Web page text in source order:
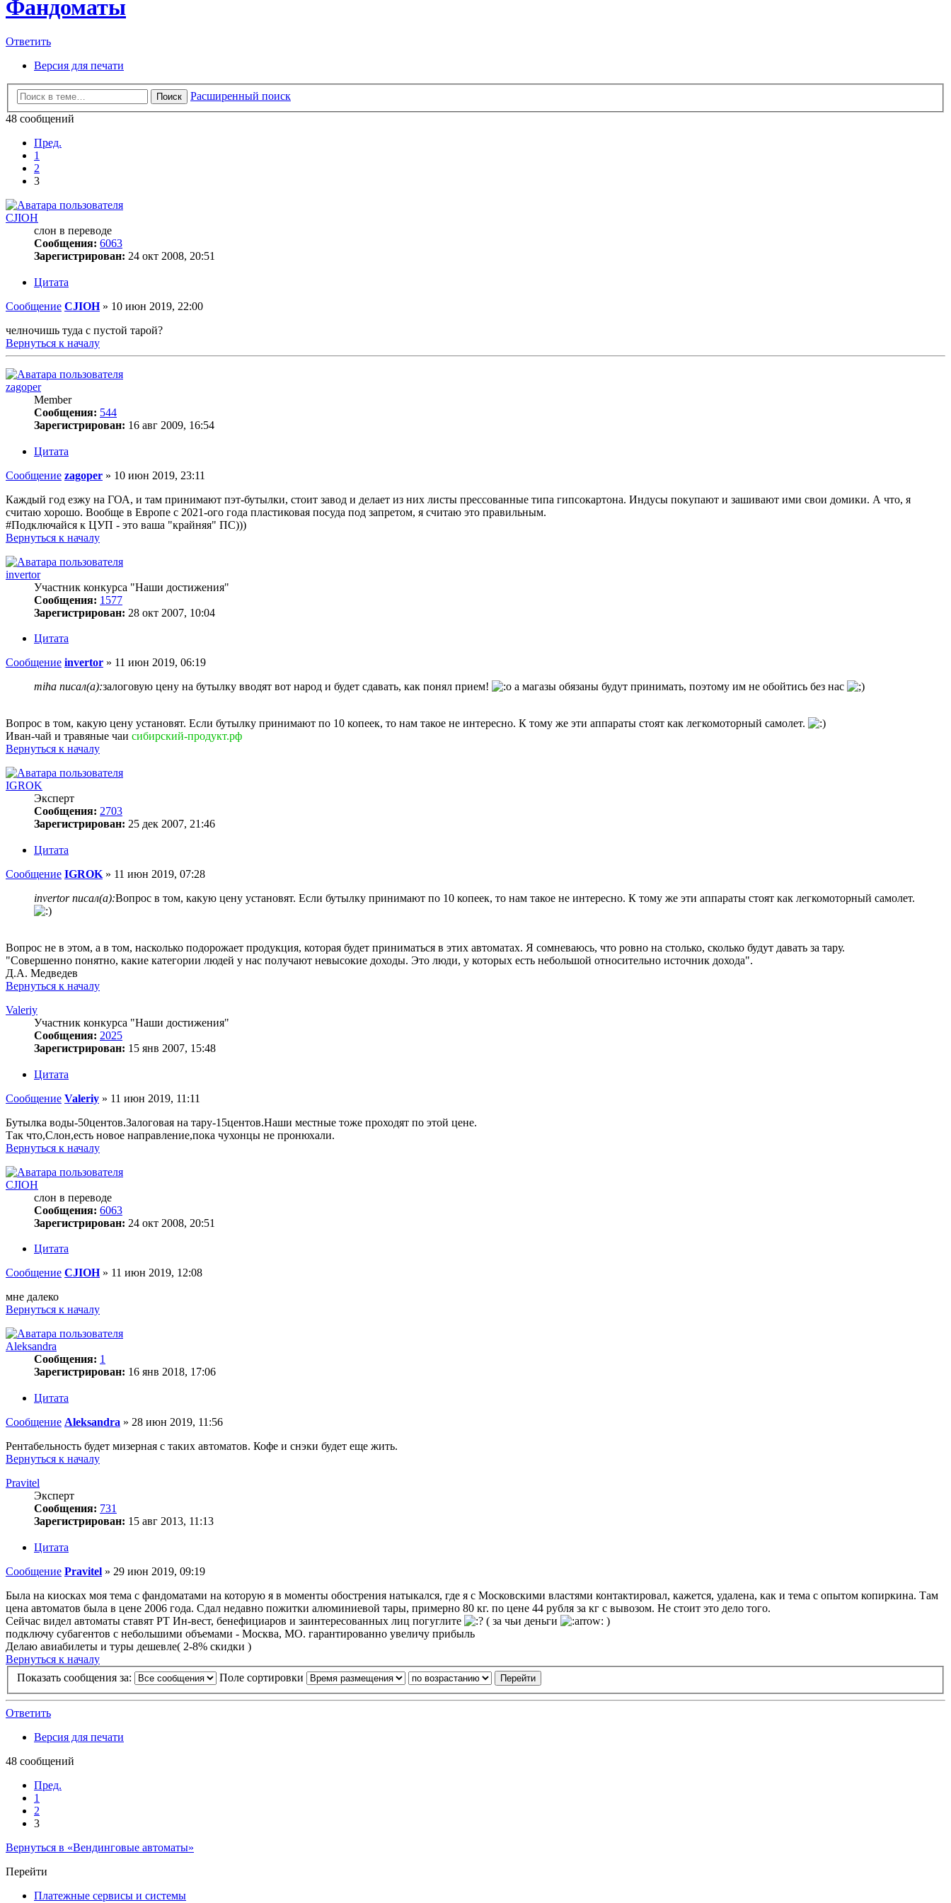
Фандоматы
Ответить
Версия для печати
Поиск
Расширенный поиск
48 сообщений
Пред.
1
2
3
CJIOH
слон в переводе
Сообщения: 6063
Зарегистрирован: 24 окт 2008, 20:51
Цитата
Сообщение CJIOH» 10 июн 2019, 22:00
челночишь туда с пустой тарой?
Вернуться к началу
zagoper
Member
Сообщения: 544
Зарегистрирован: 16 авг 2009, 16:54
Цитата
Сообщение zagoper » 10 июн 2019, 23:11
Каждый год езжу на ГОА, и там принимают пэт-бутылки, стоит завод и делает из них листы прессованные типа гипсокартона. Индусы покупают и зашивают ими свои домики. А что, я
считаю хорошо. Вообще в Европе с 2021-ого года пластиковая посуда под запретом, я считаю это правильным.
#Подключайся к ЦУП - это ваша "крайняя" ПС)))
Вернуться к началу
invertor
Участник конкурса "Наши достижения"
Сообщения: 1577
Зарегистрирован: 28 окт 2007, 10:04
Цитата
Сообщение invertor » 11 июн 2019, 06:19
miha писал(а):залоговую цену на бутылку вводят вот народ и будет сдавать, как понял прием! а магазы обязаны будут принимать, поэтому им не обойтись без нас
Вопрос в том, какую цену установят. Если бутылку принимают по 10 копеек, то нам такое не интересно. К тому же эти аппараты стоят как легкомоторный самолет.
Иван-чай и травяные чаи сибирский-продукт.рф
Вернуться к началу
IGROK
Эксперт
Сообщения: 2703
Зарегистрирован: 25 дек 2007, 21:46
Цитата
Сообщение IGROK » 11 июн 2019, 07:28
invertor писал(а):Вопрос в том, какую цену установят. Если бутылку принимают по 10 копеек, то нам такое не интересно. К тому же эти аппараты стоят как легкомоторный самолет.
Вопрос не в этом, а в том, насколько подорожает продукция, которая будет приниматься в этих автоматах. Я сомневаюсь, что ровно на столько, сколько будут давать за тару.
"Совершенно понятно, какие категории людей у нас получают невысокие доходы. Это люди, у которых есть небольшой относительно источник дохода".
Д.А. Медведев
Вернуться к началу
Valeriy
Участник конкурса "Наши достижения"
Сообщения: 2025
Зарегистрирован: 15 янв 2007, 15:48
Цитата
Сообщение Valeriy » 11 июн 2019, 11:11
Бутылка воды-50центов.Залоговая на тару-15центов.Наши местные тоже проходят по этой цене.
Так что,Слон,есть новое направление,пока чухонцы не пронюхали.
Вернуться к началу
CJIOH
слон в переводе
Сообщения: 6063
Зарегистрирован: 24 окт 2008, 20:51
Цитата
Сообщение CJIOH» 11 июн 2019, 12:08
мне далеко
Вернуться к началу
Aleksandra
Сообщения: 1
Зарегистрирован: 16 янв 2018, 17:06
Цитата
Сообщение Aleksandra » 28 июн 2019, 11:56
Рентабельность будет мизерная с таких автоматов. Кофе и снэки будет еще жить.
Вернуться к началу
Pravitel
Эксперт
Сообщения: 731
Зарегистрирован: 15 авг 2013, 11:13
Цитата
Сообщение Pravitel » 29 июн 2019, 09:19
Была на киосках моя тема с фандоматами на которую я в моменты обострения натыкался, где я с Московскими властями контактировал, кажется, удалена, как и тема с опытом копиркина. Там
цена автоматов была в цене 2006 года. Сдал недавно пожитки алюминиевой тары, примерно 80 кг. по цене 44 рубля за кг с вывозом. Не стоит это дело того.
Сейчас видел автоматы ставят РТ Ин-вeст, бенефициаров и заинтересованных лиц погуглите
( за чьи деньги
)
подключу субагентов с небольшими объемами - Москва, МО. гарантированно увеличу прибыль
Делаю авиабилеты и туры дешевле( 2-8% скидки )
Вернуться к началу
Показать сообщения за:
Поле сортировки
Ответить
Версия для печати
48 сообщений
Пред.
1
2
3
Вернуться в «Вендинговые автоматы»
Перейти
Платежные сервисы и системы